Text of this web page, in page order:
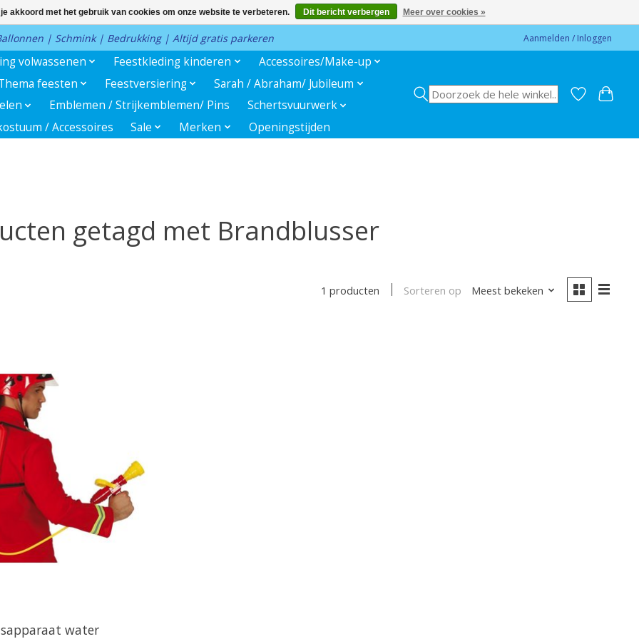
| Schmink | Bedrukking | Altijd gratis parkeren Aanmelden / Inloggen
volwassenen Feestkleding kinderen
Accessoires/Make-up
feesten Feestversiering
Sarah / Abraham/ Jubileum
Emblemen / Strijkemblemen/ Pins
Schertsvuurwerk
/ Accessoires
Sale Merken Openingstijden
getagd met Brandblusser
1 producten Sorteren op Meest bekeken
water
akkoord met het gebruik van cookies om onze website te verbeteren. Dit bericht verbergen Meer over cookies »